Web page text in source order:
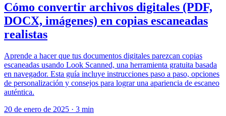
Cómo convertir archivos digitales (PDF,
DOCX, imágenes) en copias escaneadas
realistas
Aprende a hacer que tus documentos digitales parezcan copias
escaneadas usando Look Scanned, una herramienta gratuita basada
en navegador. Esta guía incluye instrucciones paso a paso, opciones
de personalización y consejos para lograr una apariencia de escaneo
auténtica.
20 de enero de 2025 · 3 min